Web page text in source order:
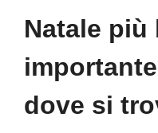
Natale più
dove si